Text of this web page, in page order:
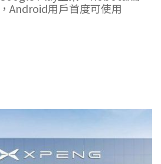
Android用戶首度可使用